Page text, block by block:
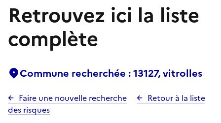
Retrouvez ici la liste
complète
Commune recherchée : 13127, vitrolles
Faire une nouvelle recherche
Retour à la liste
des risques